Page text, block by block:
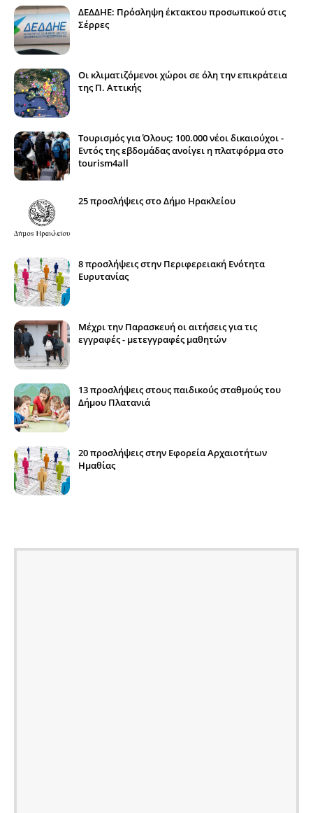
ΔΕΔΔΗΕ: Πρόσληψη έκτακτου προσωπικού στις
Σέρρες
Οι κλιματιζόμενοι χώροι σε όλη την επικράτεια
της Π. Αττικής
Τουρισμός για Όλους: 100.000 νέοι δικαιούχοι -
Εντός της εβδομάδας ανοίγει η πλατφόρμα στο
tourism4all
25 προσλήψεις στο Δήμο Ηρακλείου
8 προσλήψεις στην Περιφερειακή Ενότητα
Ευρυτανίας
Μέχρι την Παρασκευή οι αιτήσεις για τις
εγγραφές - μετεγγραφές μαθητών
13 προσλήψεις στους παιδικούς σταθμούς του
Δήμου Πλατανιά
20 προσλήψεις στην Εφορεία Αρχαιοτήτων
Ημαθίας